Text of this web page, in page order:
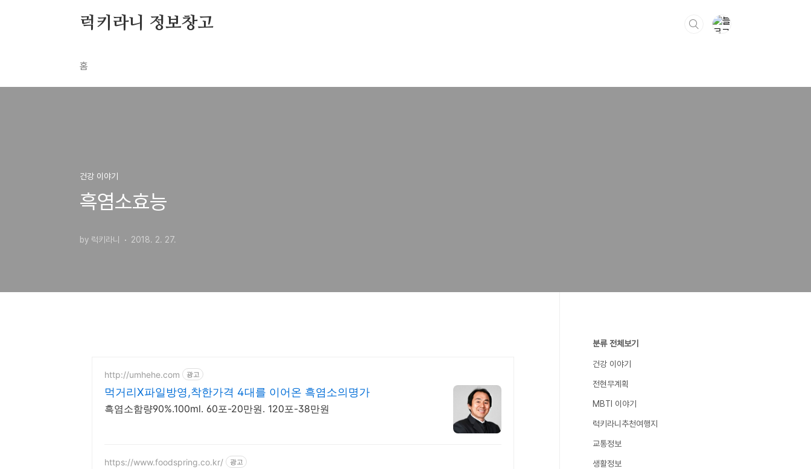
럭키라니 정보창고
홈
건강 이야기
흑염소효능
by 럭키라니 2018. 2. 27.
http://umhehe.com 광고
먹거리X파일방영,착한가격 4대를 이어온 흑염소의명가
흑염소함량90%.100ml. 60포-20만원. 120포-38만원
https://www.foodspring.co.kr/ 광고
분류 전체보기
건강 이야기
전현무계획
MBTI 이야기
럭키라니추천여행지
교통정보
생활정보